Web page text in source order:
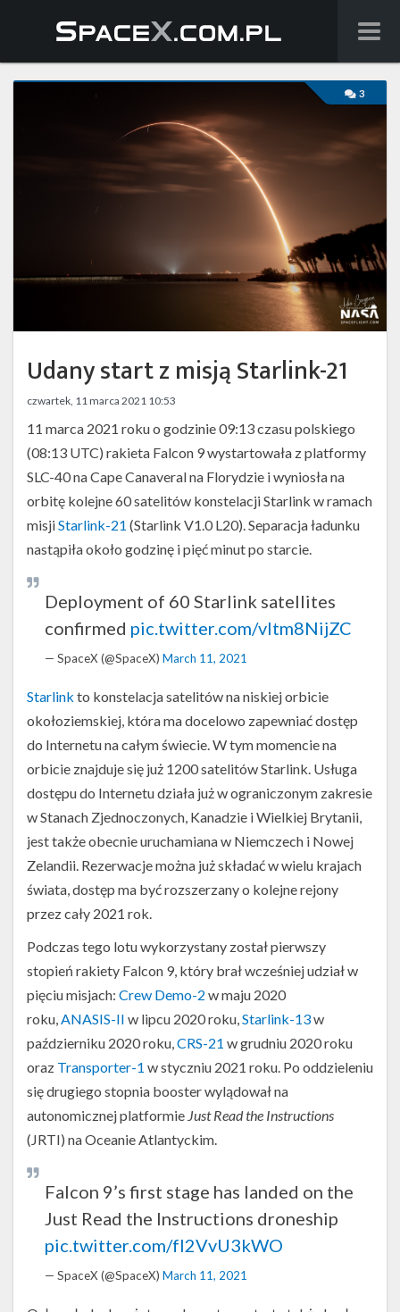
Wiadomości
Starship
Na żywo
Facebook
Twitter
Kalendarze
3
Udany start z misją Starlink-21
czwartek, 11 marca 2021 10:53
11 marca 2021 roku o godzinie 09:13 czasu polskiego
(08:13 UTC) rakieta Falcon 9 wystartowała z platformy
SLC-40 na Cape Canaveral na Florydzie i wyniosła na
orbitę kolejne 60 satelitów konstelacji Starlink w ramach
misjiStarlink-21 (Starlink V1.0 L20). Separacja ładunku
nastąpiła około godzinę i pięć minut po starcie.
Deployment of 60 Starlink satellites
confirmed pic.twitter.com/vltm8NijZC
— SpaceX (@SpaceX) March 11, 2021
Starlink to konstelacja satelitów na niskiej orbicie
okołoziemskiej, która ma docelowo zapewniać dostęp
do Internetu na całym świecie. W tym momencie na
orbicie znajduje się już 1200 satelitów Starlink. Usługa
dostępu do Internetu działa już w ograniczonym zakresie
w Stanach Zjednoczonych, Kanadzie i Wielkiej Brytanii,
jest także obecnie uruchamiana w Niemczech i Nowej
Zelandii. Rezerwacje można już składać w wielu krajach
świata, dostęp ma być rozszerzany o kolejne rejony
przez cały 2021 rok.
Podczas tego lotu wykorzystany został pierwszy
stopień rakiety Falcon 9, który brał wcześniej udział w
pięciu misjach: Crew Demo-2 w maju 2020
roku, ANASIS-II w lipcu 2020 roku, Starlink-13w
październiku 2020 roku, CRS-21 w grudniu 2020 roku
oraz Transporter-1 w styczniu 2021 roku. Po oddzieleniu
się drugiego stopnia booster wylądował na
autonomicznej platformie Just Read the Instructions
(JRTI) na Oceanie Atlantyckim.
Falcon 9’s first stage has landed on the
Just Read the Instructions droneship
pic.twitter.com/fI2VvU3kWO
— SpaceX (@SpaceX) March 11, 2021